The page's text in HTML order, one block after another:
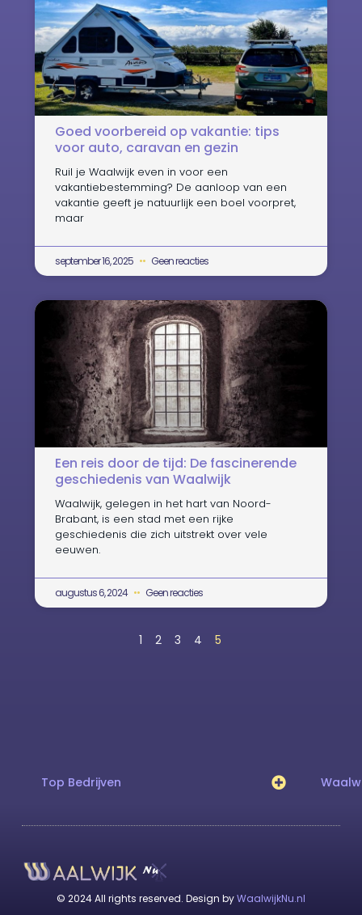
Goed voorbereid op vakantie: tips
voor auto, caravan en gezin
Ruil je Waalwijk even in voor een
vakantiebestemming? De aanloop van een
vakantie geeft je natuurlijk een boel voorpret,
maar
september 16, 2025 Geen reacties
Een reis door de tijd: De fascinerende
geschiedenis van Waalwijk
Waalwijk, gelegen in het hart van Noord-
Brabant, is een stad met een rijke
geschiedenis die zich uitstrekt over vele
eeuwen.
augustus 6, 2024 Geen reacties
1 2 3 4 5
Top Bedrijven
© 2024 All rights reserved. Design byWaalwijkNu.nl